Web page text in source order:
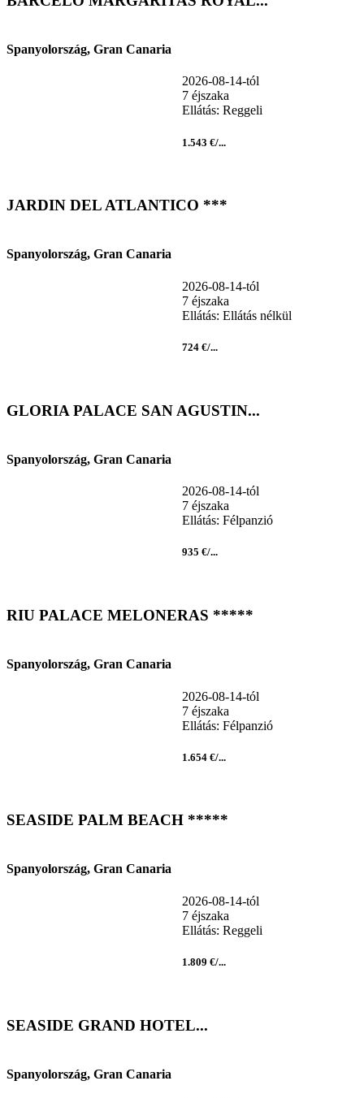
Spanyolország, Gran Canaria
2026-08-14-tól
7 éjszaka
Ellátás: Reggeli
1.543 €/...
JARDIN DEL ATLANTICO ***
Spanyolország, Gran Canaria
2026-08-14-tól
7 éjszaka
Ellátás: Ellátás nélkül
724 €/...
GLORIA PALACE SAN AGUSTIN...
Spanyolország, Gran Canaria
2026-08-14-tól
7 éjszaka
Ellátás: Félpanzió
935 €/...
RIU PALACE MELONERAS *****
Spanyolország, Gran Canaria
2026-08-14-tól
7 éjszaka
Ellátás: Félpanzió
1.654 €/...
SEASIDE PALM BEACH *****
Spanyolország, Gran Canaria
2026-08-14-tól
7 éjszaka
Ellátás: Reggeli
1.809 €/...
SEASIDE GRAND HOTEL...
Spanyolország, Gran Canaria